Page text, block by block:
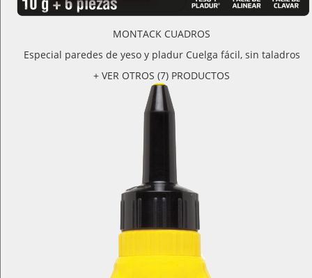
MONTACK CUADROS
Especial paredes de yeso y pladur Cuelga fácil, sin taladros
+ VER OTROS (7) PRODUCTOS